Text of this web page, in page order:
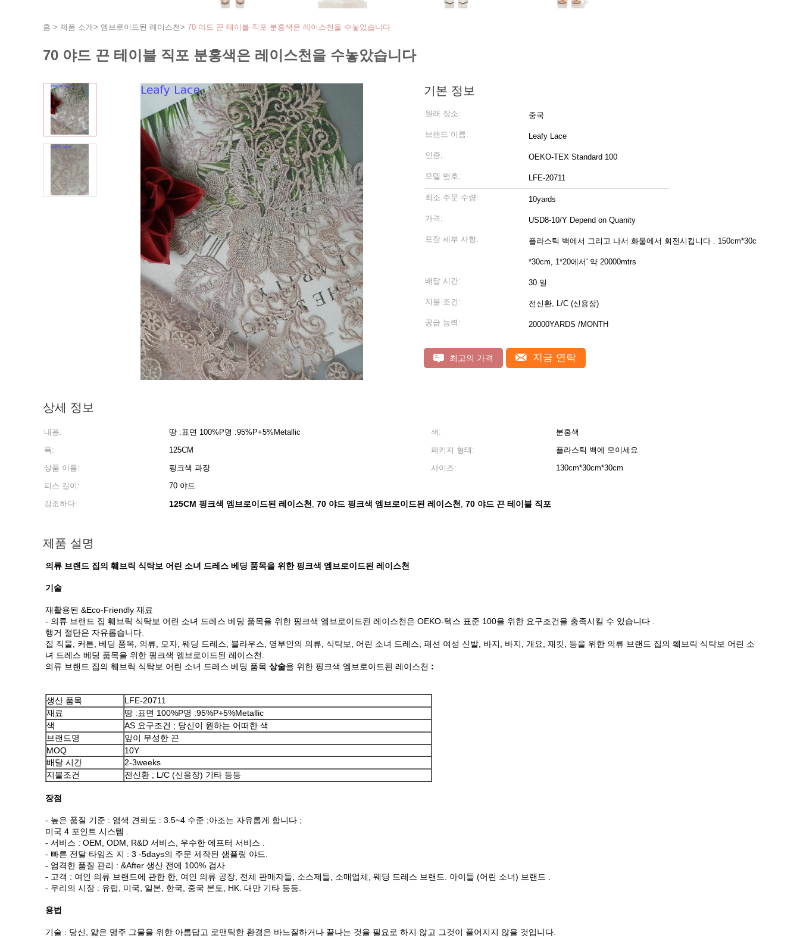
홈 > 제품 소개> 엠브로이드된 레이스천> 70 야드 끈 테이블 직포 분홍색은 레이스천을 수놓았습니다
70 야드 끈 테이블 직포 분홍색은 레이스천을 수놓았습니다
기본 정보
원래 장소: 중국
브랜드 이름: Leafy Lace
인증: OEKO-TEX Standard 100
모델 번호: LFE-20711
최소 주문 수량: 10yards
가격: USD8-10/Y Depend on Quanity
포장 세부 사항: 플라스틱 백에서 그리고 나서 화물에서 회전시킵니다 . 150cm*30cm
*30cm, 1*20에서' 약 20000mtrs
배달 시간: 30 일
지불 조건: 전신환, L/C (신용장)
공급 능력: 20000YARDS /MONTH
최고의 가격 지금 연락
상세 정보
내용: 땅 :표면 100%P명 :95%P+5%Metallic 색:
분홍색
폭:
125CM 패키지 형태:
플라스틱 백에 모이세요
상품 이름:
핑크색 과장 사이즈:
130cm*30cm*30cm
피스 길이:
70 야드
강조하다:
125CM 핑크색 엠브로이드된 레이스천 , 70 야드 핑크색 엠브로이드된 레이스천 , 70 야드 끈 테이블 직포
제품 설명
의류 브랜드 집의 훼브릭 식탁보 어린 소녀 드레스 베딩 품목을 위한 핑크색 엠브로이드된 레이스천
기술
재활용된 &Eco-Friendly 재료
- 의류 브랜드 집 훼브릭 식탁보 어린 소녀 드레스 베딩 품목을 위한 핑크색 엠브로이드된 레이스천은 OEKO-텍스 표준 100을 위한 요구조건을 충족시킬 수 있습니다 .
행거 절단은 자유롭습니다.
집 직물, 커튼, 베딩 품목, 의류, 모자, 웨딩 드레스, 블라우스, 영부인의 의류, 식탁보, 어린 소녀 드레스, 패션 여성 신발, 바지, 바지, 개요, 재킷, 등을 위한 의류 브랜드 집의 훼브릭 식탁보 어린 소
녀 드레스 베딩 품목을 위한 핑크색 엠브로이드된 레이스천.
의류 브랜드 집의 훼브릭 식탁보 어린 소녀 드레스 베딩 품목 상술을 위한 핑크색 엠브로이드된 레이스천 :
생산 품목
LFE-20711
재료
땅 :표면 100%P명 :95%P+5%Metallic
색
AS 요구조건 ; 당신이 원하는 어떠한 색
브랜드명
잎이 무성한 끈
MOQ
10Y
배달 시간
2-3weeks
지불조건
전신환 ; L/C (신용장) 기타 등등
장점
- 높은 품질 기준 : 염색 견뢰도 : 3.5~4 수준 ;아조는 자유롭게 합니다 ;
미국 4 포인트 시스템 .
- 서비스 : OEM, ODM, R&D 서비스, 우수한 에프터 서비스 .
- 빠른 전달 타임즈 지 : 3 -5days의 주문 제작된 샘플링 야드.
- 엄격한 품질 관리 : &After 생산 전에 100% 검사
- 고객 : 여인 의류 브랜드에 관한 한, 여인 의류 공장, 전체 판매자들, 소스제들, 소매업체, 웨딩 드레스 브랜드. 아이들 (어린 소녀) 브랜드 .
- 우리의 시장 : 유럽, 미국, 일본, 한국, 중국 본토, HK. 대만 기타 등등.
용법
기술 : 당신, 얇은 명주 그물을 위한 아름답고 로맨틱한 환경은 바느질하거나 끝나는 것을 필요로 하지 않고 그것이 풀어지지 않을 것입니다.